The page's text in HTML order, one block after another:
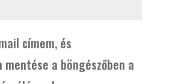
címem, és
a böngészőben a